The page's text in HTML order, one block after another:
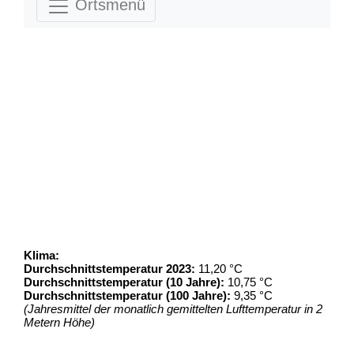
Ortsmenü
Klima:
Durchschnittstemperatur 2023: 11,20 °C
Durchschnittstemperatur (10 Jahre): 10,75 °C
Durchschnittstemperatur (100 Jahre): 9,35 °C
(Jahresmittel der monatlich gemittelten Lufttemperatur in 2
Metern Höhe)